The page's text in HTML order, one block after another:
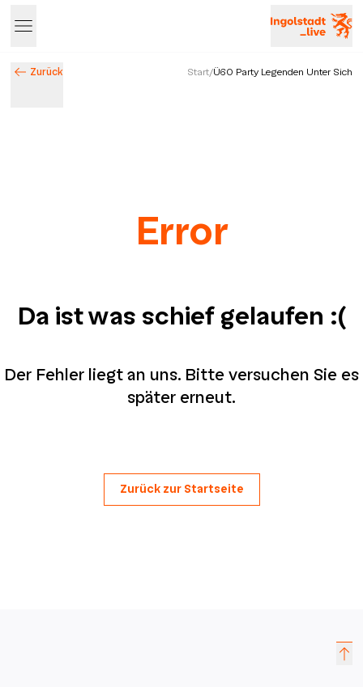
Zurück Start/Ü60 Party Legenden Unter Sich
Error
Da ist was schief gelaufen :(
Der Fehler liegt an uns. Bitte versuchen Sie es
später erneut.
Zurück zur Startseite